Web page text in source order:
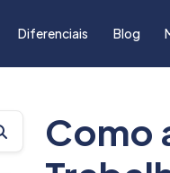
Diferenciais Blog
Como